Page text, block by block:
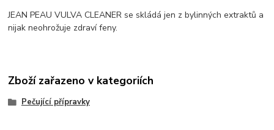
JEAN PEAU VULVA CLEANER se skládá jen z bylinných extraktů a
nijak neohrožuje zdraví feny.
Zboží zařazeno v kategoriích
Pečující přípravky